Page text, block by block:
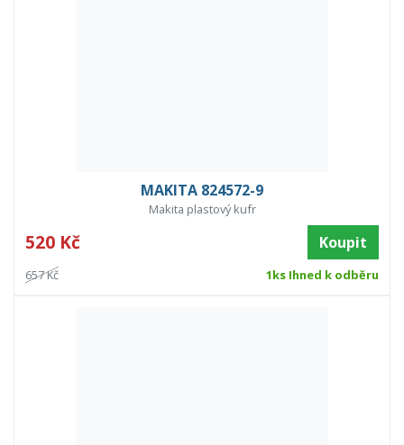
MAKITA 824572-9
Makita plastový kufr
520 Kč Koupit
657 Kč 1ks Ihned k odběru